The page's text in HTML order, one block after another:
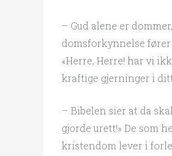
– Gud alene er
domsforkynnelse
«Herre, Herre! har vi
kraftige gjerninger i
– Bibelen sier at da
gjorde urett!» De som
kristendom lever i